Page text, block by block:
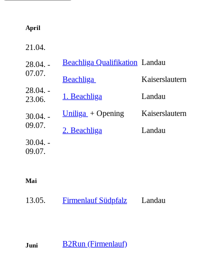
April
21.04.
28.04. -
07.07.
28.04. -
23.06.
30.04. -
09.07.
30.04. -
09.07.
Beachliga Qualifikation
Beachliga
1. Beachliga
Uniliga + Opening
2. Beachliga
Landau
Kaiserslautern
Landau
Kaiserslautern
Landau
Mai
13.05. Firmenlauf Südpfalz Landau
Juni
B2Run (Firmenlauf)